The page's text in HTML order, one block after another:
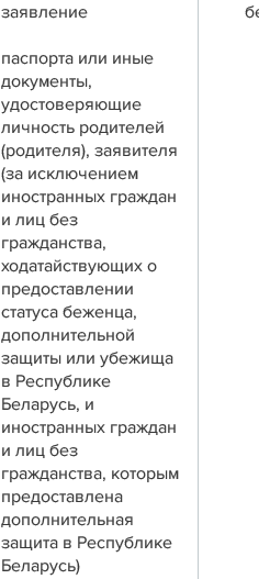
заявление
паспорта или иные
документы,
удостоверяющие
личность родителей
(родителя), заявителя
(за исключением
иностранных граждан
и лиц без
гражданства,
ходатайствующих о
предоставлении
статуса беженца,
дополнительной
защиты или убежища
в Республике
Беларусь, и
иностранных граждан
и лиц без
гражданства, которым
предоставлена
дополнительная
защита в Республике
Беларусь)